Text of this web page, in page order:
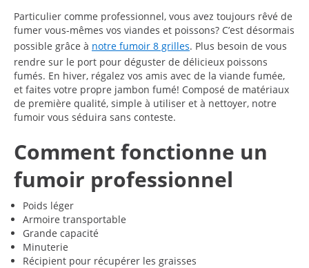
Particulier comme professionnel, vous avez toujours rêvé de
fumer vous-mêmes vos viandes et poissons? C’est désormais
possible grâce à notre fumoir 8 grilles. Plus besoin de vous
rendre sur le port pour déguster de délicieux poissons
fumés. En hiver, régalez vos amis avec de la viande fumée,
et faites votre propre jambon fumé! Composé de matériaux
de première qualité, simple à utiliser et à nettoyer, notre
fumoir vous séduira sans conteste.
Comment fonctionne un
fumoir professionnel
Poids léger
Armoire transportable
Grande capacité
Minuterie
Récipient pour récupérer les graisses